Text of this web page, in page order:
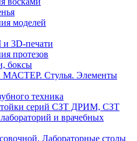
моделей
3D-печати
протезов
боксы
МАСТЕР. Стулья. Элементы
техника
серий СЗТ ДРИМ, СЗТ
и врачебных
Лабораторные столы